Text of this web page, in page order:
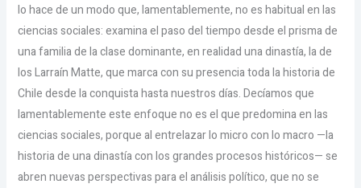
lo hace de un modo que, lamentablemente, no es habitual en las
ciencias sociales: examina el paso del tiempo desde el prisma de
una familia de la clase dominante, en realidad una dinastía, la de
los Larraín Matte, que marca con su presencia toda la historia de
Chile desde la conquista hasta nuestros días. Decíamos que
lamentablemente este enfoque no es el que predomina en las
ciencias sociales, porque al entrelazar lo micro con lo macro —la
historia de una dinastía con los grandes procesos históricos— se
abren nuevas perspectivas para el análisis político, que no se